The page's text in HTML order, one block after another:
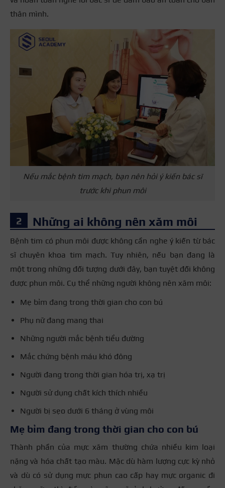
thân mình.
Nếu mắc bệnh tim mạch, bạn nên hỏi ý kiến bác sĩ
trước khi phun môi
Những ai không nên xăm môi
Bệnh tim có phun môi được không cần nghe ý kiến từ bác
sĩ chuyên khoa tim mạch. Tuy nhiên, nếu bạn đang là
một trong những đối tượng dưới đây, bạn tuyệt đối không
được phun môi. Cụ thể những người không nên xăm môi:
Mẹ bỉm đang trong thời gian cho con bú
Phụ nữ đang mang thai
Những người mắc bệnh tiểu đường
Mắc chứng bệnh máu khó đông
Người đang trong thời gian hóa trị, xạ trị
Người sử dụng chất kích thích nhiều
Người bị sẹo dưới 6 tháng ở vùng môi
Mẹ bỉm đang trong thời gian cho con bú
Thành phần của mực xăm thường chứa nhiều kim loại
nặng và hóa chất tạo màu. Mặc dù hàm lượng cực kỳ nhỏ
và dù có sử dụng mực phun cao cấp hay mực organic đi